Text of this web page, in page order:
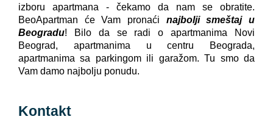
izboru apartmana - čekamo da nam se obratite.
BeoApartman će Vam pronaći najbolji smeštaj u
Beogradu! Bilo da se radi o apartmanima Novi
Beograd, apartmanima u centru Beograda,
apartmanima sa parkingom ili garažom. Tu smo da
Vam damo najbolju ponudu.
Kontakt